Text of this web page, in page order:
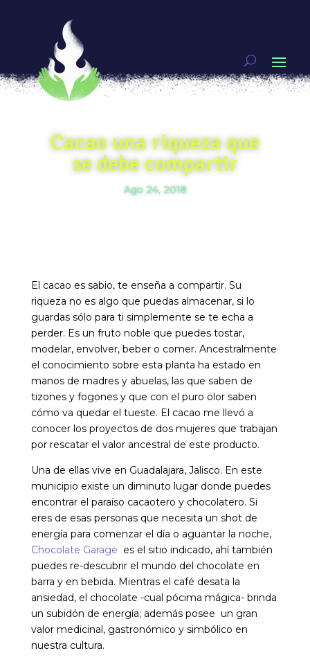
Cacao una riqueza que
se debe compartir
Ago 24, 2018
El cacao es sabio, te enseña a compartir. Su
riqueza no es algo que puedas almacenar, si lo
guardas sólo para ti simplemente se te echa a
perder. Es un fruto noble que puedes tostar,
modelar, envolver, beber o comer. Ancestralmente
el conocimiento sobre esta planta ha estado en
manos de madres y abuelas, las que saben de
tizones y fogones y que con el puro olor saben
cómo va quedar el tueste. El cacao me llevó a
conocer los proyectos de dos mujeres que trabajan
por rescatar el valor ancestral de este producto.
Una de ellas vive en Guadalajara, Jalisco. En este
municipio existe un diminuto lugar donde puedes
encontrar el paraíso cacaotero y chocolatero. Si
eres de esas personas que necesita un shot de
energía para comenzar el día o aguantar la noche,
Chocolate Garage es el sitio indicado, ahí también
puedes re-descubrir el mundo del chocolate en
barra y en bebida. Mientras el café desata la
ansiedad, el chocolate -cual pócima mágica- brinda
un subidón de energía; además posee un gran
valor medicinal, gastronómico y simbólico en
nuestra cultura.